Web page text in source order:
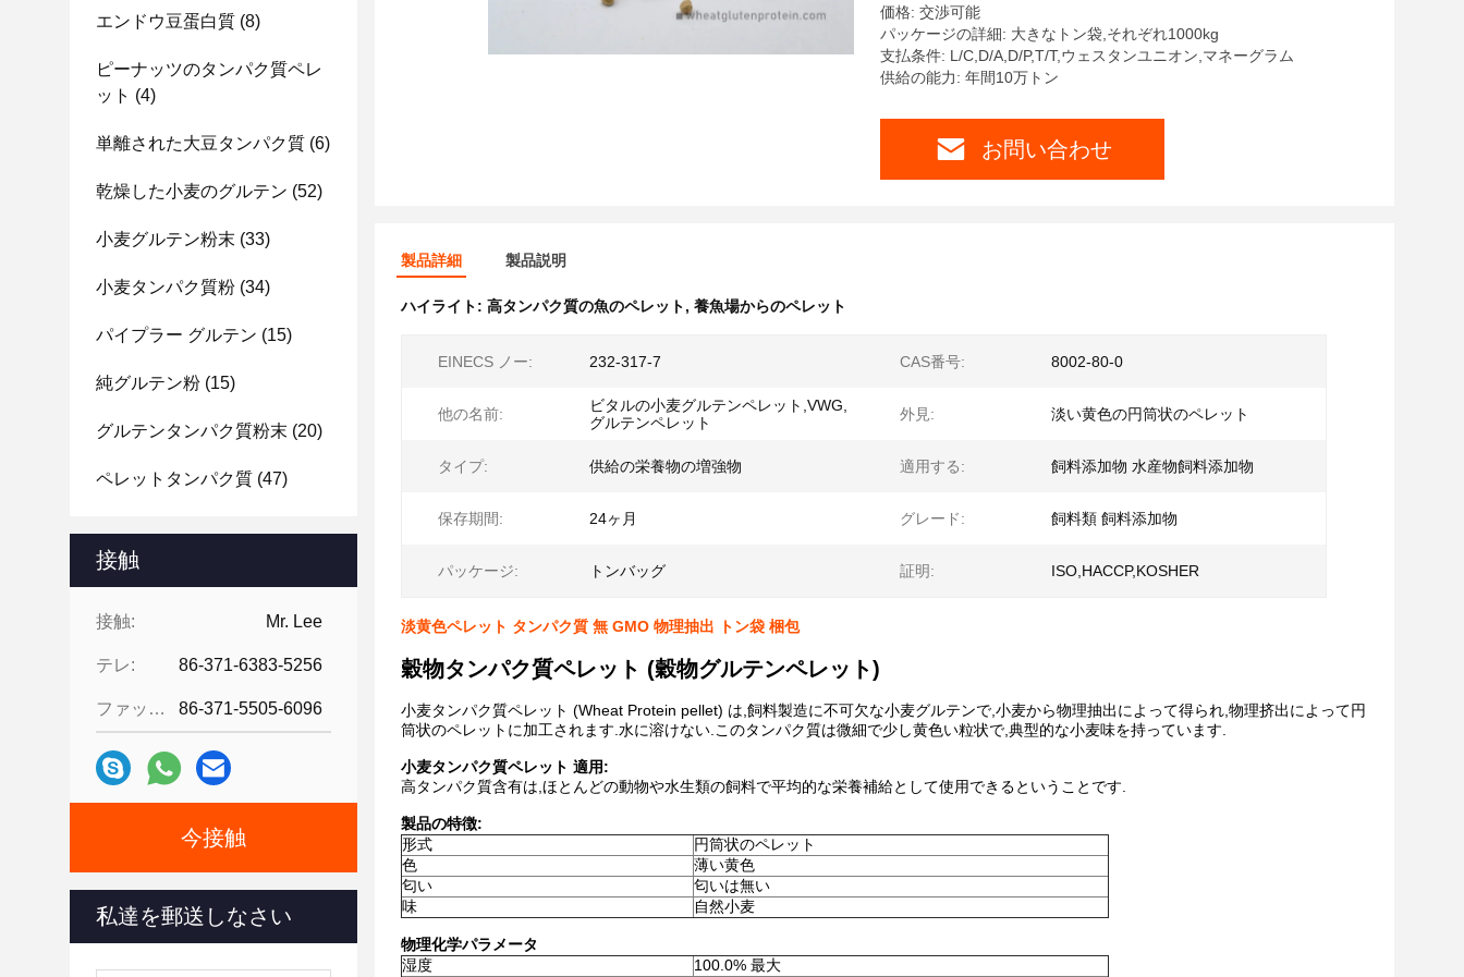
エンドウ豆蛋白質 (8)
ピーナッツのタンパク質ペレ
ット (4)
単離された大豆タンパク質 (6)
乾燥した小麦のグルテン (52)
小麦グルテン粉末 (33)
小麦タンパク質粉 (34)
パイプラー グルテン (15)
純グルテン粉 (15)
グルテンタンパク質粉末 (20)
ペレットタンパク質 (47)
接触
接触: Mr. Lee
テレ: 86-371-6383-5256
ファックス: 86-371-5505-6096
今接触
私達を郵送しなさい
価格: 交渉可能
パッケージの詳細: 大きなトン袋,それぞれ1000kg
支払条件: L/C,D/A,D/P,T/T,ウェスタンユニオン,マネーグラム
供給の能力: 年間10万トン
お問い合わせ
製品詳細 製品説明
ハイライト: 高タンパク質の魚のペレット, 養魚場からのペレット
EINECS ノー: 232-317-7 CAS番号: 8002-80-0
他の名前:
ビタルの小麦グルテンペレット,VWG,
グルテンペレット
外見: 淡い黄色の円筒状のペレット
タイプ: 供給の栄養物の増強物 適用する: 飼料添加物 水産物飼料添加物
保存期間: 24ヶ月 グレード: 飼料類 飼料添加物
パッケージ: トンバッグ 証明: ISO,HACCP,KOSHER
淡黄色ペレット タンパク質 無 GMO 物理抽出 トン袋 梱包
穀物タンパク質ペレット (穀物グルテンペレット)
小麦タンパク質ペレット (Wheat Protein pellet) は,飼料製造に不可欠な小麦グルテンで,小麦から物理抽出によって得られ,物理挤出によって円
筒状のペレットに加工されます.水に溶けない.このタンパク質は微細で少し黄色い粒状で,典型的な小麦味を持っています.
小麦タンパク質ペレット 適用:
高タンパク質含有は,ほとんどの動物や水生類の飼料で平均的な栄養補給として使用できるということです.
製品の特徴:
形式
円筒状のペレット
色
薄い黄色
匂い
匂いは無い
味
自然小麦
物理化学パラメータ
湿度
100.0% 最大